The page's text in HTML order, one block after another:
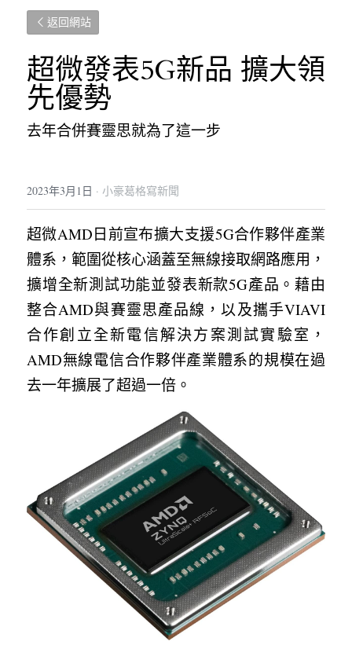
返回網站
超微發表5G新品 擴大領
先優勢
去年合併賽靈思就為了這一步
2023年3月1日 · 小豪葛格寫新聞
超微AMD日前宣布擴大支援5G合作夥伴產業
體系，範圍從核心涵蓋至無線接取網路應用，
擴增全新測試功能並發表新款5G產品。藉由
整合AMD與賽靈思產品線，以及攜手VIAVI
合作創立全新電信解決方案測試實驗室，
AMD無線電信合作夥伴產業體系的規模在過
去一年擴展了超過一倍。